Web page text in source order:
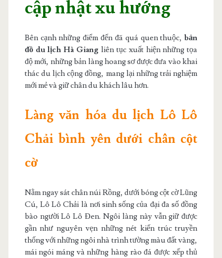
cập nhật xu hướng
Bên cạnh những điểm đến đã quá quen thuộc,bản
đồ du lịch Hà Giang liên tục xuất hiện những tọa
độ mới, những bản làng hoang sơ được đưa vào khai
thác du lịch cộng đồng, mang lại những trải nghiệm
mới mẻ và giữ chân du khách lâu hơn.
Làng văn hóa du lịch Lô Lô
Chải bình yên dưới chân cột
cờ
Nằm ngay sát chân núi Rồng, dưới bóng cột cờ Lũng
Cú, Lô Lô Chải là nơi sinh sống của đại đa số đồng
bào người Lô Lô Đen. Ngôi làng này vẫn giữ được
gần như nguyên vẹn những nét kiến trúc truyền
thống với những ngôi nhà trình tường màu đất vàng,
mái ngói máng và những hàng rào đá được xếp thủ